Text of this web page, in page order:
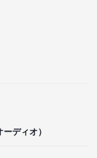
ディオ）